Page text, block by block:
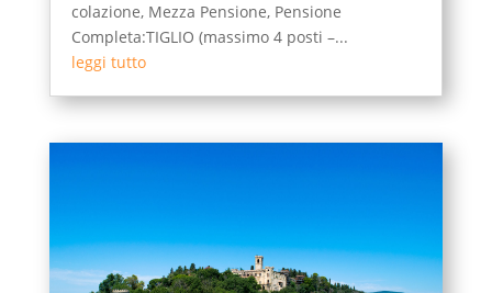
colazione, Mezza Pensione, Pensione
Completa:TIGLIO (massimo 4 posti –...
leggi tutto